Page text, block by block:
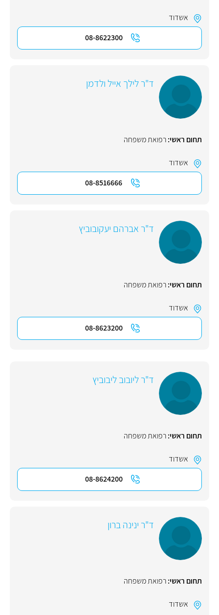
אשדוד
08-8622300
ד"ר לילך אייל ולדמן
תחום ראשי:רפואת משפחה
אשדוד
08-8516666
ד"ר אברהם יעקובוביץ
תחום ראשי:רפואת משפחה
אשדוד
08-8623200
ד"ר ליובוב ליבוביץ
תחום ראשי:רפואת משפחה
אשדוד
08-8624200
ד"ר ינינה ברון
תחום ראשי:רפואת משפחה
אשדוד